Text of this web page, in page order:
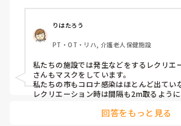
カラオケってなんでダメなんだろう
密でもないし
やっぱり飛沫？？
陽性者の場合でしょ？？？
陽性者でも症状出てない人と
たまたま一緒にあそんで移っちゃいまし
とか言っております‥。
ビックリして言葉が出ないのですが‥普
りはたろう
PT・OT・リハ, 介護老人保健施設
私たちの施設では発生などをするレクリエ
さんもマスクをしています。
私たちの市もコロナ感染はほとんど出てい
レクリエーション時は間隔も2m取るよう
しているのは少人数での花見です。
回答をもっと見る